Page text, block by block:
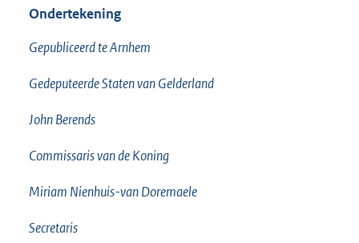
Ondertekening
Gepubliceerd te Arnhem
Gedeputeerde Staten van Gelderland
John Berends
Commissaris van de Koning
Miriam Nienhuis-van Doremaele
Secretaris